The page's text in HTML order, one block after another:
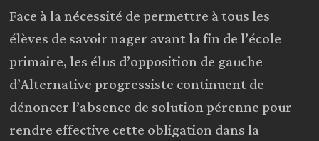
Face à la nécessité de permettre à tous les
élèves de savoir nager avant la fin de l’école
primaire, les élus d’opposition de gauche
d’Alternative progressiste continuent de
dénoncer l’absence de solution pérenne pour
rendre effective cette obligation dans la